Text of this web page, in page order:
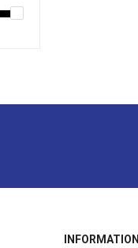
INFORMATION